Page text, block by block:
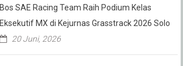
Bos SAE Racing Team Raih Podium Kelas
Eksekutif MX di Kejurnas Grasstrack 2026 Solo
20 Juni, 2026